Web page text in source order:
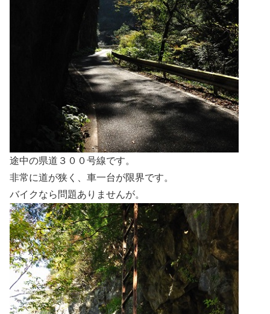
途中の県道３００号線です。
非常に道が狭く、車一台が限界です。
バイクなら問題ありませんが。